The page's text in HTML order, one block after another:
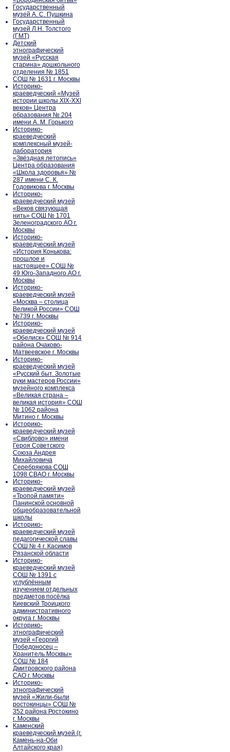
Государственный
музей А. С. Пушкина
Государственный
музей Л.Н. Толстого
(ГМТ)
Детский
этнографический
музей «Русская
старина» дошкольного
отделения № 1851
СОШ № 1631 г. Москвы
Историко-
краеведческий «Музей
истории школы XIX-XXI
веков» Центра
образования № 204
имени А. М. Горького
Историко-
краеведческий
комплексный музей-
лаборатория
«Звёздная летопись»
Центра образования
«Школа здоровья» №
287 имени С. К.
Годовикова г. Москвы
Историко-
краеведческий музей
«Веков связующая
нить» СОШ № 1701
Зеленоградского АО г.
Москвы
Историко-
краеведческий музей
«История Конькова:
прошлое и
настоящее» СОШ №
49 Юго-Западного АО г.
Москвы
Историко-
краеведческий музей
«Москва – столица
Великой России» СОШ
№739 г. Москвы
Историко-
краеведческий музей
«Обелиск» СОШ № 914
района Очаково-
Матвеевское г. Москвы
Историко-
краеведческий музей
«Русский быт. Золотые
руки мастеров России»
музейного комплекса
«Великая страна –
великая история» СОШ
№ 1062 района
Митино г. Москвы
Историко-
краеведческий музей
«Свиблово» имени
Героя Советского
Союза Андрея
Михайловича
Серебрякова СОШ
1098 СВАО г. Москвы
Историко-
краеведческий музей
«Тропой памяти»
Панинской основной
общеобразовательной
школы
Историко-
краеведческий музей
педагогической славы
СОШ № 4 г. Касимов
Рязанской области
Историко-
краеведческий музей
СОШ № 1391 с
углублённым
изучением отдельных
предметов посёлка
Киевский Троицкого
административного
округа г. Москвы
Историко-
этнографический
музей «Георгий
Победоносец –
Хранитель Москвы»
СОШ № 184
Дмитровского района
САО г. Москвы
Историко-
этнографический
музей «Жили-были
ростокинцы» СОШ №
352 района Ростокино
г. Москвы
Каменский
краеведческий музей (г.
Камень-на-Оби
Алтайского края)